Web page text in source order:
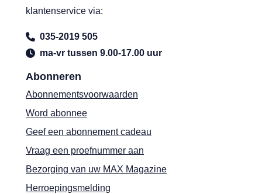
Abonneren
Abonnementsvoorwaarden
Word abonnee
Geef een abonnement cadeau
Vraag een proefnummer aan
Bezorging van uw MAX Magazine
Herroepingsmelding
klantenservice via:
035-2019 505
ma-vr tussen 9.00-17.00 uur